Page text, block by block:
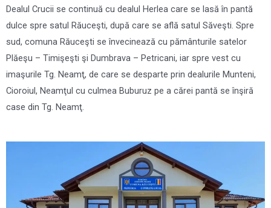
Dealul Crucii se continuă cu dealul Herlea care se lasă în pantă
dulce spre satul Răuceşti, după care se află satul Săveşti. Spre
sud, comuna Răuceşti se învecinează cu pământurile satelor
Plăeşu – Timişeşti şi Dumbrava – Petricani, iar spre vest cu
imaşurile Tg. Neamţ, de care se desparte prin dealurile Munteni,
Cioroiul, Neamţul cu culmea Buburuz pe a cărei pantă se înşiră
case din Tg. Neamţ.